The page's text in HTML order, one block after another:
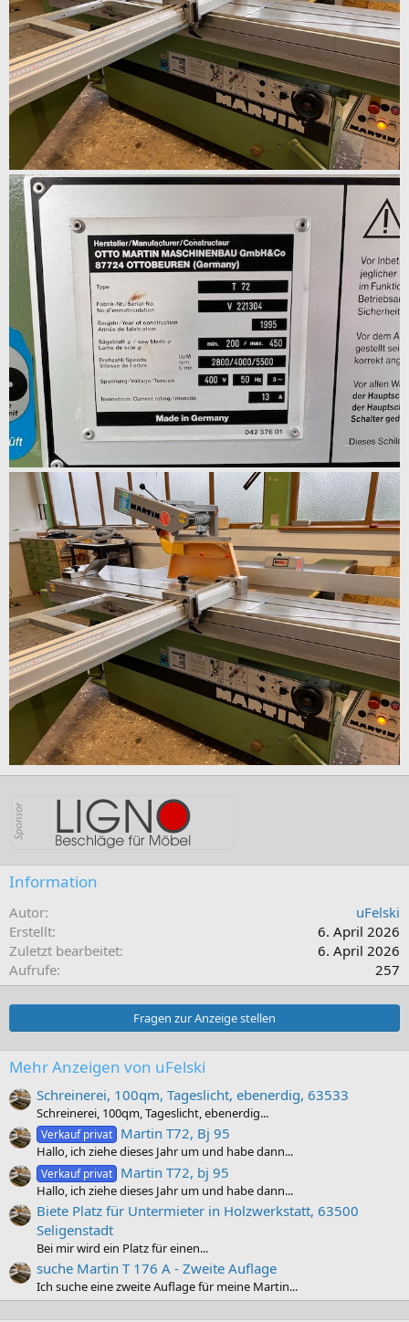
Information
Autor
uFelski
Erstellt
6. April 2026
Zuletzt bearbeitet
6. April 2026
Aufrufe
257
Fragen zur Anzeige stellen
Mehr Anzeigen von uFelski
Schreinerei, 100qm, Tageslicht, ebenerdig, 63533
Schreinerei, 100qm, Tageslicht, ebenerdig...
Verkauf privat Martin T72, Bj 95
Hallo, ich ziehe dieses Jahr um und habe dann...
Verkauf privat Martin T72, bj 95
Hallo, ich ziehe dieses Jahr um und habe dann...
Biete Platz für Untermieter in Holzwerkstatt, 63500
Seligenstadt
Bei mir wird ein Platz für einen...
suche Martin T 176 A - Zweite Auflage
Ich suche eine zweite Auflage für meine Martin...